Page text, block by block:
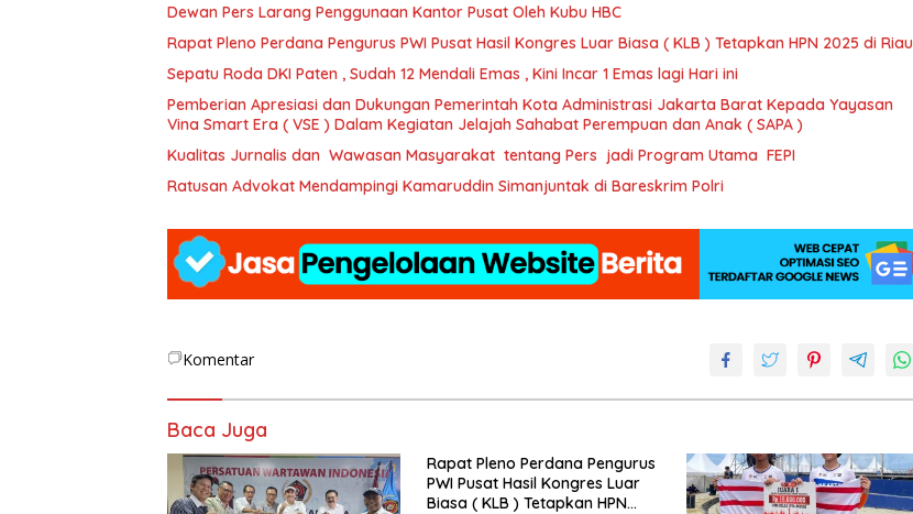
Dewan Pers Larang Penggunaan Kantor Pusat Oleh Kubu HBC
Rapat Pleno Perdana Pengurus PWI Pusat Hasil Kongres Luar Biasa ( KLB ) Tetapkan HPN 2025 di Riau
Sepatu Roda DKI Paten , Sudah 12 Mendali Emas , Kini Incar 1 Emas lagi Hari ini
Pemberian Apresiasi dan Dukungan Pemerintah Kota Administrasi Jakarta Barat Kepada Yayasan
Vina Smart Era ( VSE ) Dalam Kegiatan Jelajah Sahabat Perempuan dan Anak ( SAPA )
Kualitas Jurnalis dan Wawasan Masyarakat tentang Pers jadi Program Utama FEPI
Ratusan Advokat Mendampingi Kamaruddin Simanjuntak di Bareskrim Polri
Komentar
Baca Juga
Rapat Pleno Perdana Pengurus
PWI Pusat Hasil Kongres Luar
Biasa ( KLB ) Tetapkan HPN